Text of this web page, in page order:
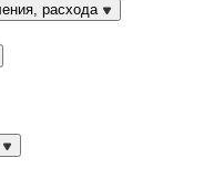
расхода